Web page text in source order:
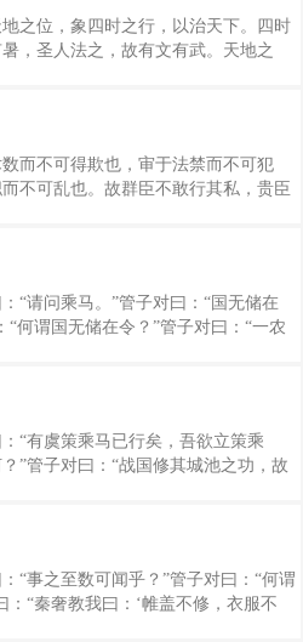
下之民如其民，视国如吾国。如是则
，无覆军败将之事。然则射御勇力之
杀将之臣不贵爵，如是则射御勇力之
吾所欲也，不予而与战，必不胜也。
驱众；彼以良将，我以无能
之位，象四时之行，以治天下。四时
，圣人法之，故有文有武。天地之
右；夏长于前，冬藏于后。生长之
之事，武也。是故文事在左，武事在
以行法令，以治事理。凡法事者，操
操持不正则听治不公；听治不公则治
应。治不尽理，则疏远微贱者无所
告则下饶。故臼：“凡将立事，正彼
者，心也。天棺正，则不私近亲
而不可得欺也，审于法禁而不可犯
不可乱也。故群臣不敢行其私，贵臣
不相逾越。此之谓治国。故《明法》
国者，主道明也。” 明主者，上之所
私术者，下之所以侵上乱主也。故法
主孤特而独立，人臣群党而成朋。如
，此之谓乱国。故《明法》曰：“所
为非。是故群臣之不敢欺主者，非爱
威势也；百姓之争用，非以爱主
“请问乘马。”管子对曰：“国无储在
“何谓国无储在令？”管子对曰：“一农
内？”管子对曰：“日至六十日而阳冻
〕日而阴冻释。阴冻释而秇稷，百日不
十五日之内耳也。今君立扶台、五衢
春而不止，民失其二十五日，则五衢
。起一人之繇，百亩不举；起十人之
。春已失二十五日，而尚有起夏作，
失其苗，秋起繇而无
“有虞策乘马已行矣，吾欲立策乘
”管子对曰：“战国修其城池之功，故
对曰：“出准之令，守地用人策，故开
求于民。” “霸国守分，上分下游于
王国守始，国用一不足则加一焉，国
焉，国用三不足则加三焉，国用四不
用五不足则加五焉，国用六不足则加
“事之至数可闻乎？”管子对曰：“何谓
：“秦奢教我曰：‘帷盖不修，衣服不